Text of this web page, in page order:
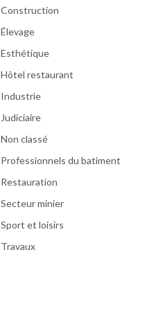
Construction
Élevage
Esthétique
Hôtel restaurant
Industrie
Judiciaire
Non classé
Professionnels du batiment
Restauration
Secteur minier
Sport et loisirs
Travaux